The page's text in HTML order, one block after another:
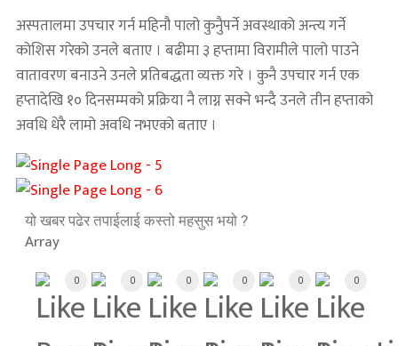
अस्पतालमा उपचार गर्न महिनौ पालो कुनुैपर्ने अवस्थाको अन्त्य गर्ने
कोशिस गरेको उनले बताए । बढीमा ३ हप्तामा विरामीले पालो पाउने
वातावरण बनाउने उनले प्रतिबद्धता व्यक्त गरे । कुनै उपचार गर्न एक
हप्तादेखि १० दिनसम्मको प्रक्रिया नै लाग्न सक्ने भन्दै उनले तीन हप्ताको
अवधि धेरै लामो अवधि नभएको बताए ।
यो खबर पढेर तपाईलाई कस्तो महसुस भयो ?
Array
0 0 0 0 0 0